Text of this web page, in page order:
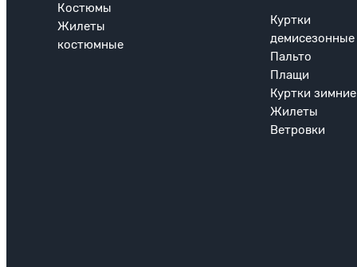
Костюмы
Жилеты
костюмные
Куртки
демисезонные
Пальто
Плащи
Куртки зимние
Жилеты
Ветровки